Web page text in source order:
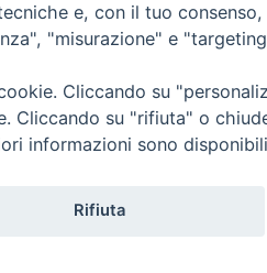
Cookie Policye, con il tuo
"misurazione" e
Cliccando su
Cliccando su "rifiuta" o
informazioni sono
Rifiuta